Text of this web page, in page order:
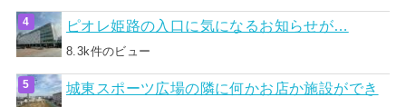
ピオレ姫路の入口に気になるお知らせが…
8.3k件のビュー
城東スポーツ広場の隣に何かお店か施設ができ